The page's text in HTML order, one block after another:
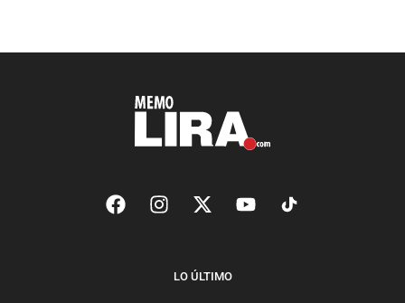
LO ÚLTIMO